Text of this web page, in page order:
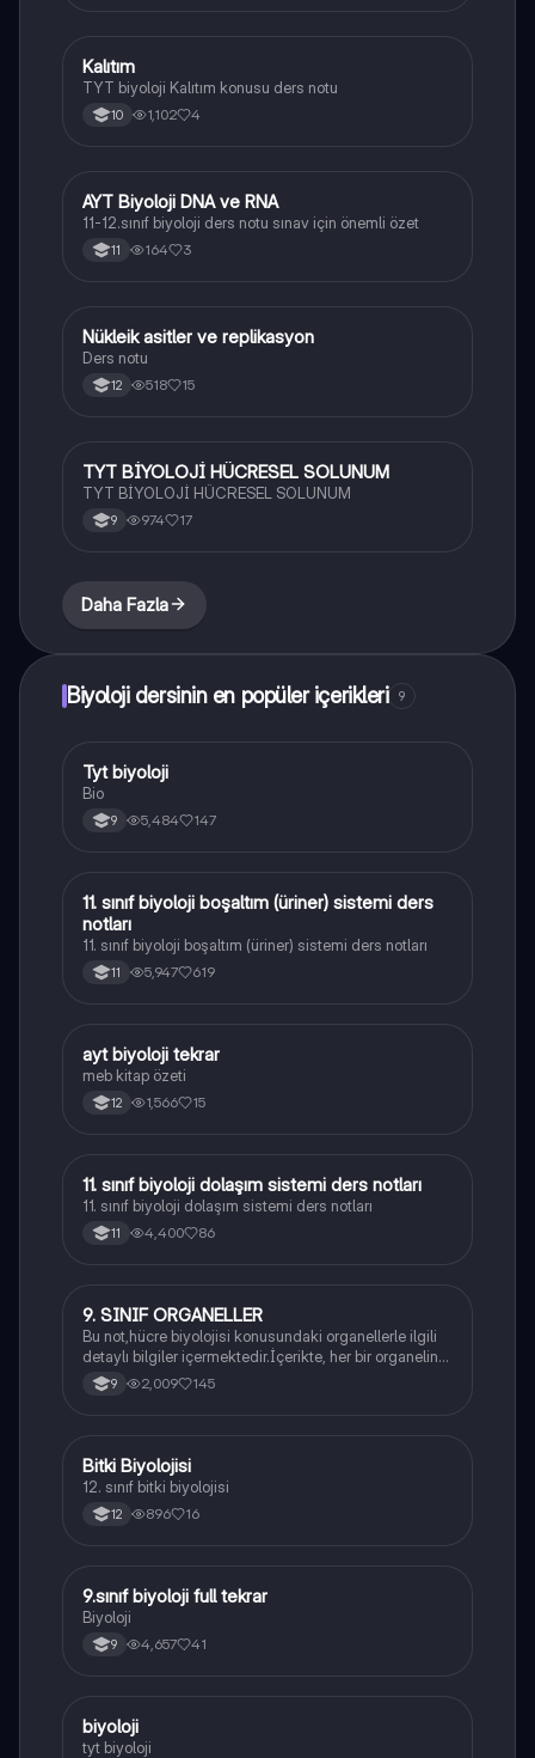
Biyoloji
Kalıtım
TYT biyoloji Kalıtım konusu ders notu
10 1,102 4
Biyoloji
AYT Biyoloji DNA ve RNA
11-12.sınıf biyoloji ders notu sınav için önemli özet
11 164 3
Biyoloji
Nükleik asitler ve replikasyon
Ders notu
12 518 15
Biyoloji
TYT BİYOLOJİ HÜCRESEL SOLUNUM
TYT BİYOLOJİ HÜCRESEL SOLUNUM
9 974 17
Daha Fazla
Biyoloji dersinin en popüler içerikleri 9
Biyoloji
Tyt biyoloji
Bio
9 5,484 147
Biyoloji
11. sınıf biyoloji boşaltım (üriner) sistemi ders
notları
11. sınıf biyoloji boşaltım (üriner) sistemi ders notları
11 5,947 619
Biyoloji
ayt biyoloji tekrar
meb kitap özeti
12 1,566 15
Biyoloji
11. sınıf biyoloji dolaşım sistemi ders notları
11. sınıf biyoloji dolaşım sistemi ders notları
11 4,400 86
Biyoloji
9. SINIF ORGANELLER
Bu not,hücre biyolojisi konusundaki organellerle ilgili
detaylı bilgiler içermektedir.İçerikte, her bir organelin
yapısı,fonksiyonları ve hücre içindeki rolü
açıklanmaktadır.
9 2,009 145
Biyoloji
Bitki Biyolojisi
12. sınıf bitki biyolojisi
12 896 16
Biyoloji
9.sınıf biyoloji full tekrar
Biyoloji
9 4,657 41
BBiyoloji
biyoloji
tyt biyoloji